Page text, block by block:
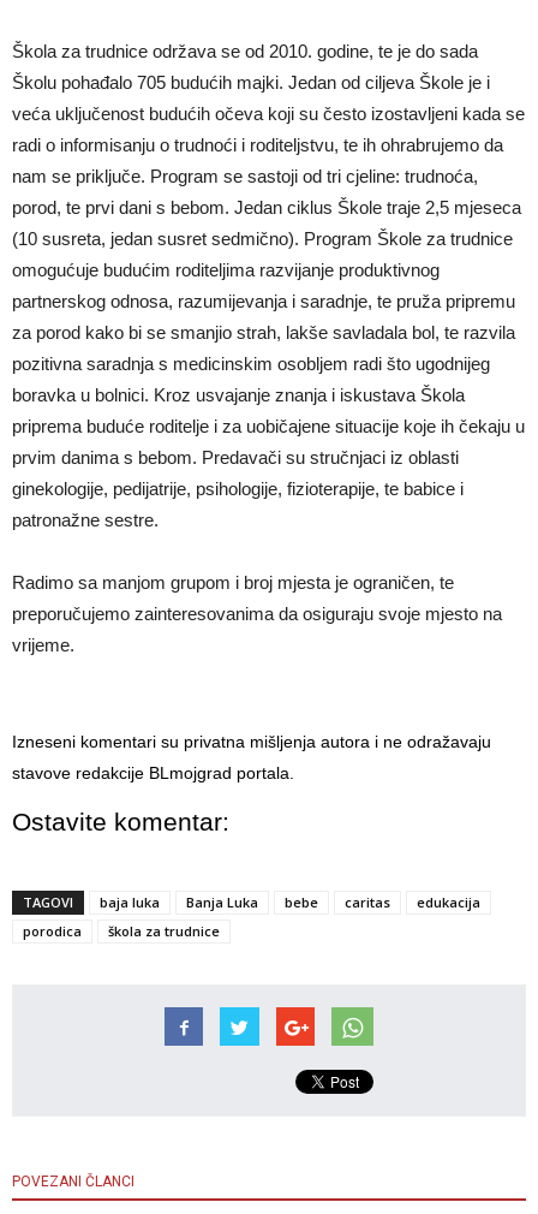
Škola za trudnice održava se od 2010. godine, te je do sada
Školu pohađalo 705 budućih majki. Jedan od ciljeva Škole je i
veća uključenost budućih očeva koji su često izostavljeni kada se
radi o informisanju o trudnoći i roditeljstvu, te ih ohrabrujemo da
nam se priključe. Program se sastoji od tri cjeline: trudnoća,
porod, te prvi dani s bebom. Jedan ciklus Škole traje 2,5 mjeseca
(10 susreta, jedan susret sedmično). Program Škole za trudnice
omogućuje budućim roditeljima razvijanje produktivnog
partnerskog odnosa, razumijevanja i saradnje, te pruža pripremu
za porod kako bi se smanjio strah, lakše savladala bol, te razvila
pozitivna saradnja s medicinskim osobljem radi što ugodnijeg
boravka u bolnici. Kroz usvajanje znanja i iskustava Škola
priprema buduće roditelje i za uobičajene situacije koje ih čekaju u
prvim danima s bebom. Predavači su stručnjaci iz oblasti
ginekologije, pedijatrije, psihologije, fizioterapije, te babice i
patronažne sestre.
Radimo sa manjom grupom i broj mjesta je ograničen, te
preporučujemo zainteresovanima da osiguraju svoje mjesto na
vrijeme.
Izneseni komentari su privatna mišljenja autora i ne odražavaju
stavove redakcije BLmojgrad portala.
Ostavite komentar:
TAGOVI baja luka Banja Luka bebe caritas
edukacija
porodica
škola za trudnice
POVEZANI ČLANCI